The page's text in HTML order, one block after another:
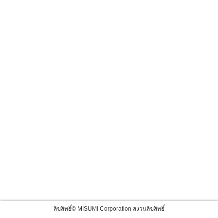
ลิขสิทธิ์© MISUMI Corporation สงวนลิขสิทธิ์